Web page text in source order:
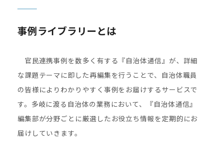
事例ライブラリーとは
官⺠連携事例を数多く有する『⾃治体通信』が、詳細
な課題テーマに即した再編集を⾏うことで、⾃治体職員
の皆様によりわかりやすく事例をお届けするサービスで
す。多岐に渡る⾃治体の業務において、『⾃治体通信』
編集部が分野ごとに厳選したお役⽴ち情報を定期的にお
届けしていきます。